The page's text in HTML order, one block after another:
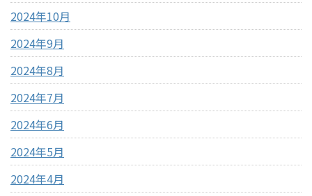
2024年10月
2024年9月
2024年8月
2024年7月
2024年6月
2024年5月
2024年4月